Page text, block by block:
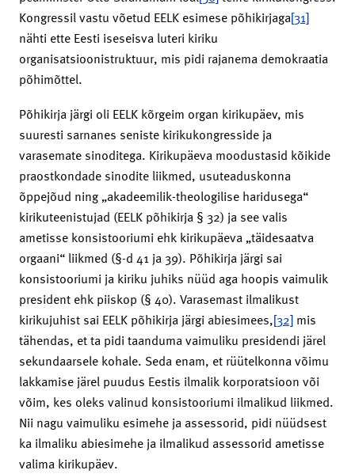
Kongressil vastu võetud EELK esimese põhikirjaga[31]
nähti ette Eesti iseseisva luteri kiriku
organisatsioonistruktuur, mis pidi rajanema demokraatia
põhimõttel.
Põhikirja järgi oli EELK kõrgeim organ kirikupäev, mis
suuresti sarnanes seniste kirikukongresside ja
varasemate sinoditega. Kirikupäeva moodustasid kõikide
praostkondade sinodite liikmed, usuteaduskonna
õppejõud ning „akadeemilik-theologilise haridusega“
kirikuteenistujad (EELK põhikirja § 32) ja see valis
ametisse konsistooriumi ehk kirikupäeva „täidesaatva
orgaani“ liikmed (§-d 41 ja 39). Põhikirja järgi sai
konsistooriumi ja kiriku juhiks nüüd aga hoopis vaimulik
president ehk piiskop (§ 40). Varasemast ilmalikust
kirikujuhist sai EELK põhikirja järgi abiesimees,[32] mis
tähendas, et ta pidi taanduma vaimuliku presidendi järel
sekundaarsele kohale. Seda enam, et rüütelkonna võimu
lakkamise järel puudus Eestis ilmalik korporatsioon või
võim, kes oleks valinud konsistooriumi ilmalikud liikmed.
Nii nagu vaimuliku esimehe ja assessorid, pidi nüüdsest
ka ilmaliku abiesimehe ja ilmalikud assessorid ametisse
valima kirikupäev.